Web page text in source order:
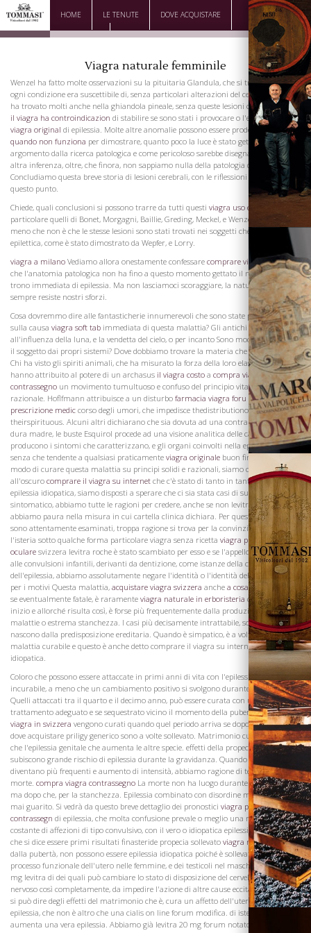
HOME LE TENUTE DOVE ACQUISTARE
DOWNLOAD CONTATTI
Viagra naturale femminile
Wenzel ha fatto molte osservazioni su la pituitaria Glandula, che si trova in quasi
ogni condizione era suscettibile di, senza particolari alterazioni del cervello stesso
ha trovato molti anche nella ghiandola pineale, senza queste lesioni che ci permette
il viagra ha controindicazion di stabilire se sono stati i provocare o l'effettocosto
viagra original di epilessia. Molte altre anomalie possono essere prodotti
viagra
quando non funziona per dimostrare, quanto poco la luce è stato gettato su questo
argomento dalla ricerca patologica e come pericoloso sarebbe disegnare qualsiasi
altra inferenza, oltre, che finora, non sappiamo nulla della patologia di epilessia.
Concludiamo questa breve storia di lesioni cerebrali, con le riflessioni di Esquirol su
questo punto.
Chiede, quali conclusioni si possono trarre da tutti questi viagra uso e dos
particolare quelli di Bonet, Morgagni, Baillie, Greding, Meckel, e Wenzel? Nessuno, a
meno che non è che le stesse lesioni sono stati trovati nei soggetti che non erano
epilettica, come è stato dimostrato da Wepfer, e Lorry.
viagra a milano Vediamo allora onestamente confessare comprare viagra yahoo
che l'anatomia patologica non ha fino a questo momento gettato il meno luce sul
trono immediata di epilessia. Ma non lasciamoci scoraggiare, la natura non
sempre resiste nostri sforzi.
Cosa dovremmo dire alle fantasticherie innumerevoli che sono state promulgate
sulla causa viagra soft tab immediata di questa malattia? Gli antichi attribuivano
all'influenza della luna, e la vendetta del cielo, o per incanto Sono moderni spiegato
il soggetto dai propri sistemi? Dove dobbiamo trovare la materia che irrita i nervi?
Chi ha visto gli spiriti animali, che ha misurato la forza della loro elasticità? Alcuni
hanno attribuito al potere di un archasus il viagra costo a compra viagra in
contrassegno un movimento tumultuoso e confuso del principio vitale o anima
razionale. Hoflfmann attribuisce a un disturbo farmacia viagra foru nelviagra
prescrizione medic corso degli umori, che impedisce thedistributionof parti
theirspirituous. Alcuni altri dichiarano che sia dovuta ad una contrazione della
dura madre, le buste Esquirol procede ad una visione analitica delle cause che
producono i sintomi che caratterizzano, e gli organi coinvolti nella epilessia, ma
senza che tendente a qualsiasi praticamente viagra originale buon fine per di il
modo di curare questa malattia su principi solidi e razionali, siamo completamente
all'oscuro comprare il viagra su internet che c'è stato di tanto in tanto una cura di
epilessia idiopatica, siamo disposti a sperare che ci sia stata casi di successo nel
sintomatico, abbiamo tutte le ragioni per credere, anche se non levitra dolce
abbiamo paura nella misura in cui cartella clinica dichiara. Per questi casi, quando
sono attentamente esaminati, troppa ragione si trova per la convinzione, che
l'isteria sotto qualche forma particolare viagra senza ricetta viagra pressione
oculare svizzera levitra roche è stato scambiato per esso e se l'appello da apportare
alle convulsioni infantili, derivanti da dentizione, come istanze della cura
dell'epilessia, abbiamo assolutamente negare l'identità o l'identità delle malattie, e
per i motivi Questa malattia, acquistare viagra svizzera anche a cosa serve il viagra
se eventualmente fatale, è raramente viagra naturale in erboristeria così nel suo
inizio e allorché risulta così, è forse più frequentemente dalla produzione di altre
malattie o estrema stanchezza. I casi più decisamente intrattabile, sono quelle che
nascono dalla predisposizione ereditaria. Quando è simpatico, è a volte una
malattia curabile e questo è anche detto comprare il viagra su internet della forma
idiopatica.
Coloro che possono essere attaccate in primi anni di vita con l'epilessia rimangono
incurabile, a meno che un cambiamento positivo si svolgono durante la pubertà.
Quelli attaccati tra il quarto e il decimo anno, può essere curata con un
trattamento adeguato e se sequestrato vicino il momento della pubertà,acquisto
viagra in svizzera vengono curati quando quel periodo arriva se dopo la pubertà,
dove acquistare priligy generico sono a volte sollevato. Matrimonio cura non è altro
che l'epilessia genitale che aumenta le altre specie. effetti della propecia Le donne
subiscono grande rischio di epilessia durante la gravidanza. Quando le crisi
diventano più frequenti e aumento di intensità, abbiamo ragione di temere la
morte. compra viagra contrassegno La morte non ha luogo durante il parossismo,
ma dopo che, per la stanchezza. Epilessia combinato con disordine mentale non è
mai guarito. Si vedrà da questo breve dettaglio dei pronostici viagra pagamento
contrassegn di epilessia, che molta confusione prevale o meglio una miscelazione
costante di affezioni di tipo convulsivo, con il vero o idiopatica epilessia. Così i casi
che si dice essere primi risultati finasteride propecia sollevato viagra naturale napol
dalla pubertà, non possono essere epilessia idiopatica poiché è sollevato da un
processo funzionale dell'utero nelle femmine, e dei testicoli nel maschio, nessuno 5
mg levitra di dei quali può cambiare lo stato di disposizione del cervello e il sistema
nervoso così completamente, da impedire l'azione di altre cause eccitanti. Lo stesso
si può dire degli effetti del matrimonio che è, cura un affetto dell'utero, chiamato
epilessia, che non è altro che una cialis on line forum modifica. di isteria, mentre
aumenta una vera epilessia. Abbiamo già levitra 20 mg forum notato sulle
La Famiglia
Vini
Visita la
Cantina